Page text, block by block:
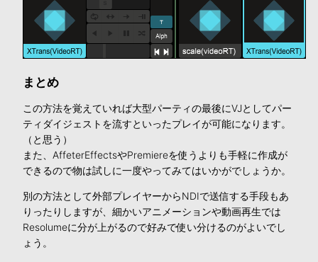
まとめ
この方法を覚えていれば大型パーティの最後にVJとしてパー
ティダイジェストを流すといったプレイが可能になります。
（と思う）
また、AffeterEffectsやPremiereを使うよりも手軽に作成が
できるので物は試しに一度やってみてはいかがでしょうか。
別の方法として外部プレイヤーからNDIで送信する手段もあ
りったりしますが、細かいアニメーションや動画再生では
Resolumeに分が上がるので好みで使い分けるのがよいでし
ょう。